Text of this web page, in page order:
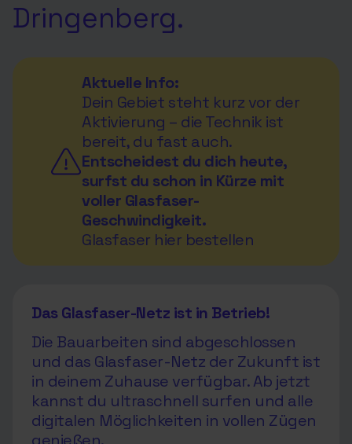
Dringenberg.
Aktuelle Info:
Dein Gebiet steht kurz vor der
Aktivierung – die Technik ist
bereit, du fast auch.
Entscheidest du dich heute,
surfst du schon in Kürze mit
voller Glasfaser-
Geschwindigkeit.
Glasfaser hier bestellen
Das Glasfaser-Netz ist in Betrieb!
Die Bauarbeiten sind abgeschlossen
und das Glasfaser-Netz der Zukunft ist
in deinem Zuhause verfügbar. Ab jetzt
kannst du ultraschnell surfen und alle
digitalen Möglichkeiten in vollen Zügen